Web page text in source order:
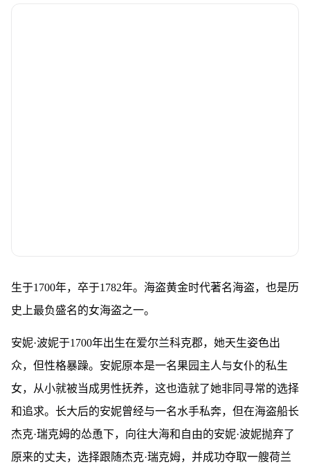
生于1700年，卒于1782年。海盗黄金时代著名海盗，也是历
史上最负盛名的女海盗之一。
安妮·波妮于1700年出生在爱尔兰科克郡，她天生姿色出
众，但性格暴躁。安妮原本是一名果园主人与女仆的私生
女，从小就被当成男性抚养，这也造就了她非同寻常的选择
和追求。长大后的安妮曾经与一名水手私奔，但在海盗船长
杰克·瑞克姆的怂恿下，向往大海和自由的安妮·波妮抛弃了
原来的丈夫，选择跟随杰克·瑞克姆，并成功夺取一艘荷兰